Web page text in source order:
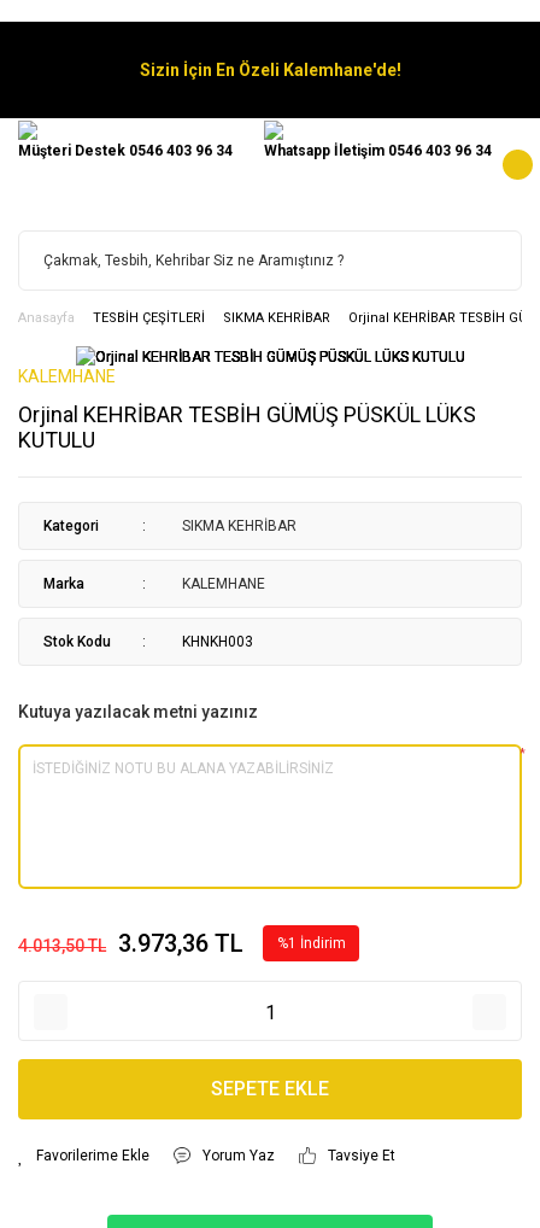
Sizin İçin En Özeli Kalemhane'de!
Müşteri Destek 0546 403 96 34 Whatsapp İletişim 0546 403 96 34
Anasayfa TESBİH ÇEŞİTLERİ SIKMA KEHRİBAR Orjinal KEHRİBAR TESBİH
KALEMHANE
Orjinal KEHRİBAR TESBİH GÜMÜŞ PÜSKÜL LÜKS
KUTULU
Kategori SIKMA KEHRİBAR
Marka KALEMHANE
Stok Kodu KHNKH003
Kutuya yazılacak metni yazınız
*
4.013,50 TL 3.973,36 TL %1 İndirim
SEPETE EKLE
Yorum Yaz Tavsiye Et